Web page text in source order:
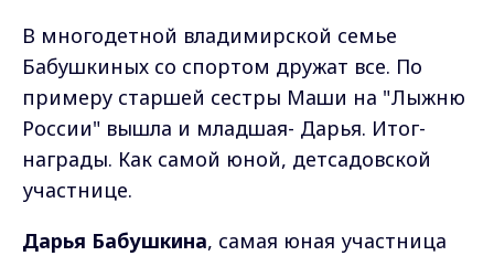
В многодетной владимирской семье
Бабушкиных со спортом дружат все. По
примеру старшей сестры Маши на "Лыжню
России" вышла и младшая- Дарья. Итог-
награды. Как самой юной, детсадовской
участнице.
Дарья Бабушкина, самая юная участница